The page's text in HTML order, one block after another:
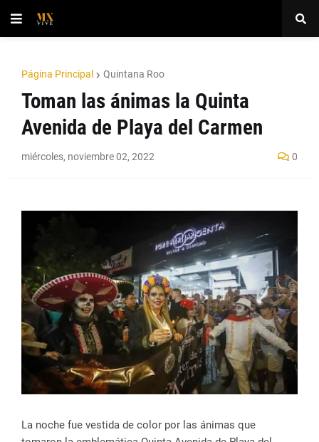
Página Principal Quintana Roo
Toman las ánimas la Quinta
Avenida de Playa del Carmen
miércoles, noviembre 02, 2022 0
La noche fue vestida de color por las ánimas que